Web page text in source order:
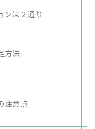
ンは２通り
方法
注意点